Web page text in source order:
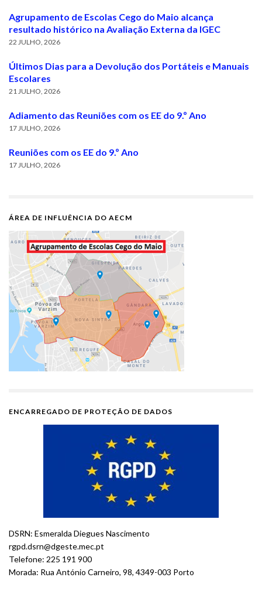
Agrupamento de Escolas Cego do Maio alcança
resultado histórico na Avaliação Externa da IGEC
22 JULHO, 2026
Últimos Dias para a Devolução dos Portáteis e Manuais
Escolares
21 JULHO, 2026
Adiamento das Reuniões com os EE do 9.º Ano
17 JULHO, 2026
Reuniões com os EE do 9.º Ano
17 JULHO, 2026
ÁREA DE INFLUÊNCIA DO AECM
ENCARREGADO DE PROTEÇÃO DE DADOS
DSRN: Esmeralda Diegues Nascimento
rgpd.dsrn@dgeste.mec.pt
Telefone: 225 191 900
Morada: Rua António Carneiro, 98, 4349-003 Porto